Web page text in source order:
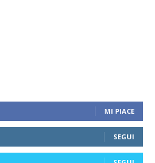
MI PIACE
SEGUI